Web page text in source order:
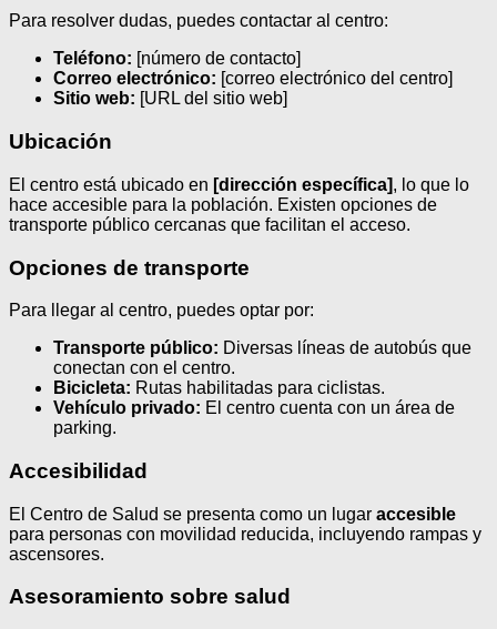
Para resolver dudas, puedes contactar al centro:
Teléfono: [número de contacto]
Correo electrónico: [correo electrónico del centro]
Sitio web: [URL del sitio web]
Ubicación
El centro está ubicado en [dirección específica], lo que lo
hace accesible para la población. Existen opciones de
transporte público cercanas que facilitan el acceso.
Opciones de transporte
Para llegar al centro, puedes optar por:
Transporte público: Diversas líneas de autobús que
conectan con el centro.
Bicicleta: Rutas habilitadas para ciclistas.
Vehículo privado: El centro cuenta con un área de
parking.
Accesibilidad
El Centro de Salud se presenta como un lugar accesible
para personas con movilidad reducida, incluyendo rampas y
ascensores.
Asesoramiento sobre salud